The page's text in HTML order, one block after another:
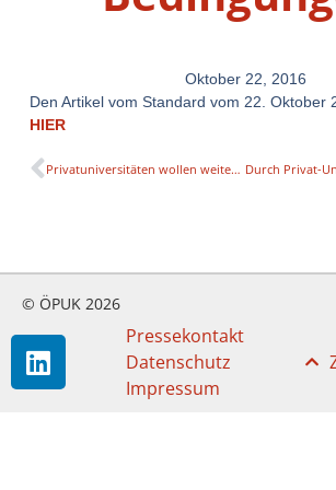
Oktober 22, 2016
Den Artikel vom Standard vom 22. Oktober
HIER
Privatuniversitäten wollen weiter wachsen
© ÖPUK 2026
Pressekontakt
Datenschutz
Impressum